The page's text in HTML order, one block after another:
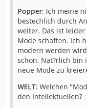
Popper: Ich meine
bestechlich durch
weiter. Das ist leider
Mode schaffen. Ich
modern werden
schon. Nat?rlich bin
neue Mode zu
WELT: Welchen
den Intellektuellen?